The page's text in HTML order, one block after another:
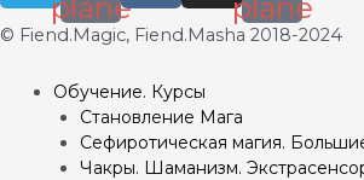
plane plane
© Fiend.Magic, Fiend.Masha 2018-2024
Обучение. Курсы
Становление Мага
Сефиротическая магия.
Чакры. Шаманизм.